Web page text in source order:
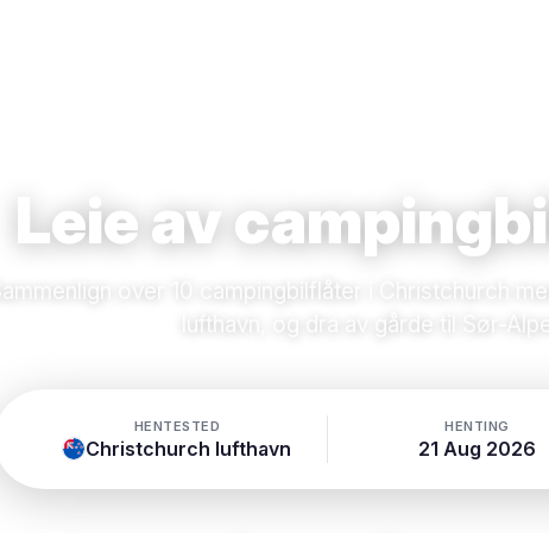
Leie av
Sammenlign over 10 campingbilflåter i Christchurch
lufthavn, og dra av gårde til Sør-
HENTESTED
Christchurch lufthavn
HENTING
21 Aug 2026